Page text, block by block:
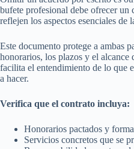
bufete profesional debe ofrecer un
reflejen los aspectos esenciales de
Este documento protege a ambas
honorarios, los plazos y el alcance
facilita el entendimiento de lo que
a hacer.
Verifica que el contrato incluya:
Honorarios pactados y
Servicios concretos que se